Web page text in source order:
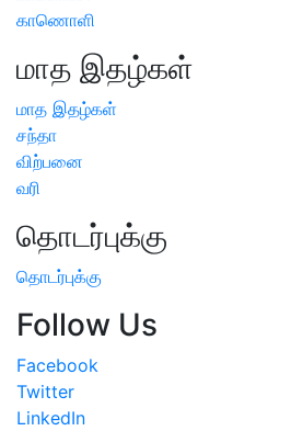
காணொளி
மாத இதழ்கள்
மாத இதழ்கள்
சந்தா
விற்பனை
வரி
தொடர்புக்கு
தொடர்புக்கு
Follow Us
Facebook
Twitter
LinkedIn